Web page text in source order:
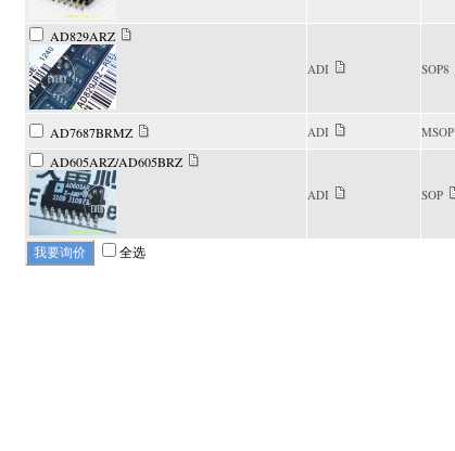
AD829ARZ
ADI SOP8
AD7687BRMZ ADI MSOP
AD605ARZ/AD605BRZ
ADI SOP
全选